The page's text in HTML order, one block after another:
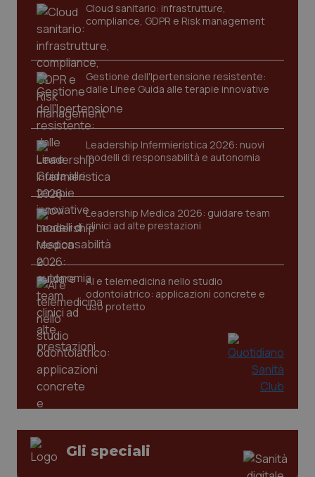
Cloud sanitario: infrastrutture,
compliance, GDPR e Risk management
Gestione dell'Ipertensione resistente:
dalle Linee Guida alle terapie innovative
Leadership Infermieristica 2026: nuovi
modelli di responsabilità e autonomia
Leadership Medica 2026: guidare team
clinici ad alte prestazioni
AI e telemedicina nello studio
odontoiatrico: applicazioni concrete e
uso protetto
Gli speciali
tracking-sites-ironfish-
www.quotidianosanita.it
tracking-sites-ironfish-
session-id
www.quotidianosanita.it
Google LLC
.quotidianosanita.it